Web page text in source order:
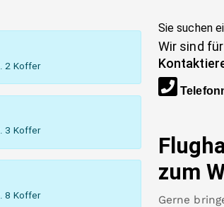
2 Koffer
3 Koffer
8 Koffer
Sie suchen
Wir sind
zum
Gerne